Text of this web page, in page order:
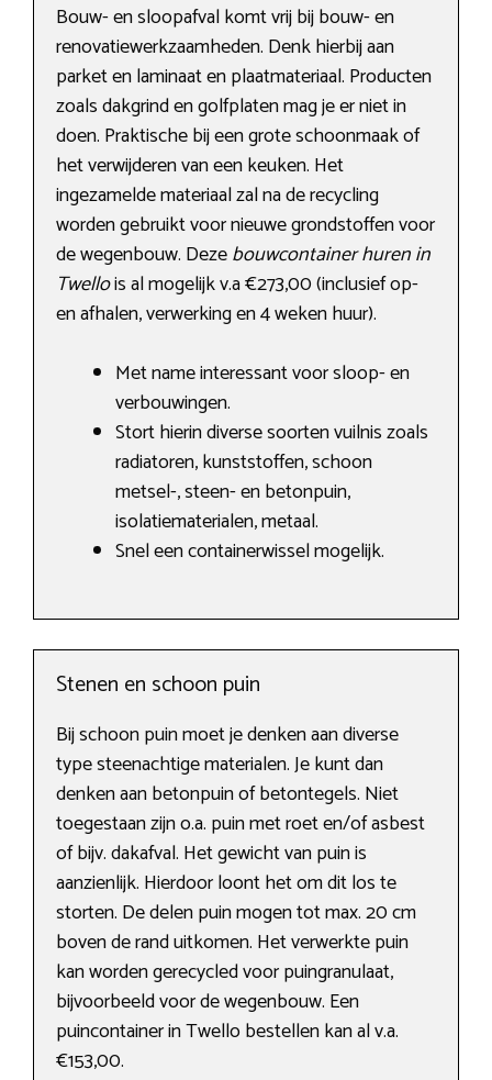
Bouw- en sloopafval komt vrij bij bouw- en
renovatiewerkzaamheden. Denk hierbij aan
parket en laminaat en plaatmateriaal. Producten
zoals dakgrind en golfplaten mag je er niet in
doen. Praktische bij een grote schoonmaak of
het verwijderen van een keuken. Het
ingezamelde materiaal zal na de recycling
worden gebruikt voor nieuwe grondstoffen voor
de wegenbouw. Dezebouwcontainer huren in
Twellois al mogelijk v.a €273,00 (inclusief op-
en afhalen, verwerking en 4 weken huur).
Met name interessant voor sloop- en
verbouwingen.
Stort hierin diverse soorten vuilnis zoals
radiatoren, kunststoffen, schoon
metsel-, steen- en betonpuin,
isolatiematerialen, metaal.
Snel een containerwissel mogelijk.
Stenen en schoon puin
Bij schoon puin moet je denken aan diverse
type steenachtige materialen. Je kunt dan
denken aan betonpuin of betontegels. Niet
toegestaan zijn o.a. puin met roet en/of asbest
of bijv. dakafval. Het gewicht van puin is
aanzienlijk. Hierdoor loont het om dit los te
storten. De delen puin mogen tot max. 20 cm
boven de rand uitkomen. Het verwerkte puin
kan worden gerecycled voor puingranulaat,
bijvoorbeeld voor de wegenbouw. Een
puincontainer in Twello bestellen kan al v.a.
€153,00.